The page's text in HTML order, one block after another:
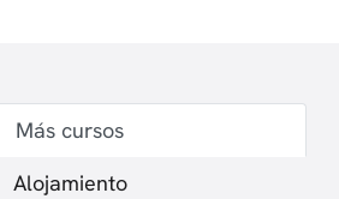
Más cursos
Alojamiento